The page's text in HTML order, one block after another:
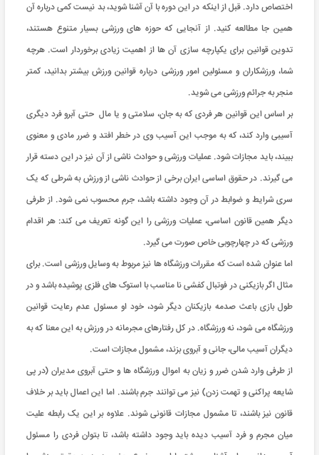
اختصاص دارد. قبل از اینکه در این دوره با آن آشنا شوید، بد نیست کمی درباره آن
همین جا مطالعه کنید. از آنجایی که حوزه های ورزشی بسیار متنوع هستند،
تدوین قوانین برای یکپارچه سازی آن ها از اهمیت زیادی برخوردار است. هرچه
شما، ورزشکاران و مسئولین امور ورزشی درباره قوانین ورزش بیشتر بدانید، کمتر
منجر به جرائم ورزشی می شوید.
بر اساس این قوانین هر فردی که به جان، سلامتی و یا مال حتی آبرو فرد دیگری
آسیبی وارد کند، که به موجب این آسیب وی در خطر افتد و ضرر مادی و معنوی
ببیند، باید مجازات شود. عملیات ورزشی و حوادث ناشی از آن نیز در این دسته قرار
می گیرند. در حقوق اساسی ایران برخی از حوادث ناشی از ورزش به شرطی که یک
سری شرایط و ضوابط در آن وجود داشته باشد، جرم محسوب نمی شود. از طرفی
دیگر همین قانون اساسی، عملیات ورزشی را این گونه تعریف می کند: هر اقدام
ورزشی که در چهارچوبی خاص صورت می گیرد.
اما عنوان شده است که مقررات ورزشگاه ها نیز مربوط به وسایل ورزشی است. برای
مثال اگر بازیکنی در فوتبال کفشی نا مناسب با استوک های فلزی پوشیده باشد و در
طول بازی باعث صدمه بازیکنان دیگر شود، خود او مسئول عدم رعایت قوانین
ورزشگاه می شود، نه ورزشگاه. در کل رفتارهای مجرمانه در ورزش به این معنا که به
دیگران آسیب مالی، جانی و آبروی بزند، مشمول مجازات است.
از طرفی وارد شدن ضرر و زیان به اموال ورزشگاه ها و حتی آبروی مدیران (در پی
شایعه پراکنی و تهمت زدن) نیز می توانند جرم باشند. اما این اعمال باید بر خلاف
قانون نیز باشند، تا مشمول مجازات قانونی شوند. علاوه بر این یک رابطه علیت
میان مجرم و فرد آسیب دیده باید وجود داشته باشد، تا بتوان فردی را مسئول